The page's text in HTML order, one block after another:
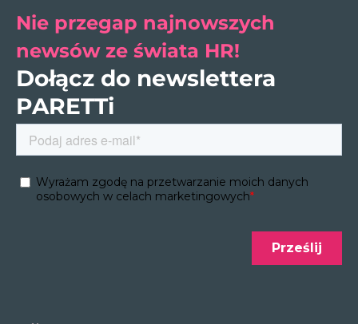
Nie przegap najnowszych
newsów ze świata HR!
Dołącz do newslettera
PARETTi